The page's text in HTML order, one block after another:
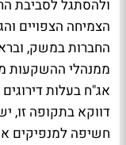
ולהסתגל לסביבת
הצמיחה הצפויים
החברות במשק,
ממנהלי ההשקעות
אג"ח בעלות
דווקא בתקופה זו,
חשיפה למנפיקים